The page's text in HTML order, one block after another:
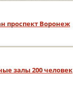
проспект Воронеж
залы 200 человек